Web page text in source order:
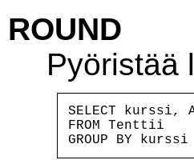
ROUND
Pyöristää
SELECT kurssi,
FROM Tenttii
GROUP BY kurssi